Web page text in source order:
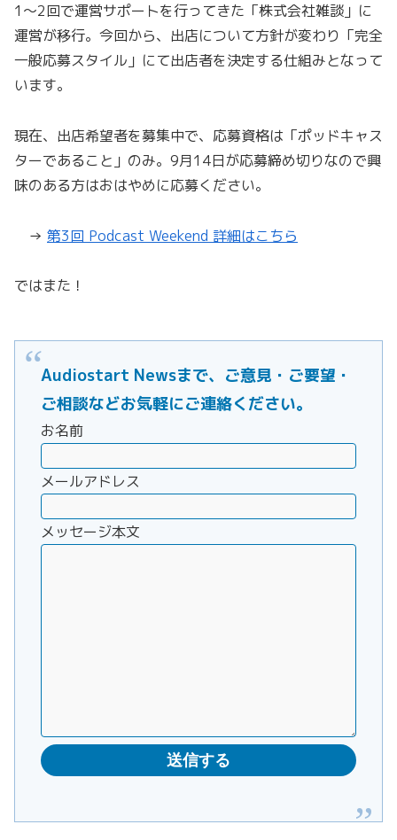
1〜2回で運営サポートを行ってきた「株式会社雑談」に
運営が移行。今回から、出店について方針が変わり「完全
一般応募スタイル」にて出店者を決定する仕組みとなって
います。
現在、出店希望者を募集中で、応募資格は「ポッドキャス
ターであること」のみ。9月14日が応募締め切りなので興
味のある方はおはやめに応募ください。
→ 第3回 Podcast Weekend 詳細はこちら
ではまた！
Audiostart Newsまで、ご意見・ご要望・
ご相談などお気軽にご連絡ください。
お名前
メールアドレス
メッセージ本文